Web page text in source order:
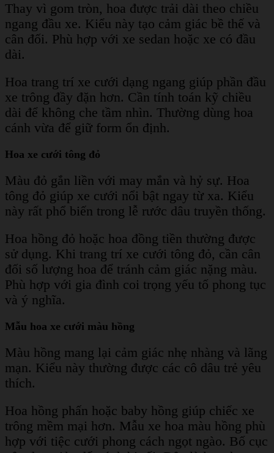
Thay vì gom tròn, hoa được trải dài theo chiều
ngang đầu xe. Kiểu này tạo cảm giác bề thế và
cân đối. Phù hợp với xe sedan hoặc xe có đầu
dài.
Hoa trang trí xe cưới dạng ngang giúp phần đầu
xe trông đầy đặn hơn. Cần tính toán kỹ chiều
dài để không che tầm nhìn. Thường dùng hoa
cánh vừa để giữ form ổn định.
Hoa xe cưới tông đỏ
Màu đỏ gắn liền với may mắn và hỷ sự. Hoa
tông đỏ giúp xe cưới nổi bật ngay từ xa. Kiểu
này rất phổ biến trong lễ rước dâu truyền thống.
Hoa hồng đỏ hoặc hoa đồng tiền thường được
sử dụng. Khi trang trí xe cưới tông đỏ, cần cân
đối số lượng hoa để tránh cảm giác nặng màu.
Phù hợp với gia đình coi trọng yếu tố phong tục
và ý nghĩa.
Mẫu hoa xe cưới màu hồng
Màu hồng mang lại cảm giác nhẹ nhàng và lãng
mạn. Kiểu này thường được các cô dâu trẻ yêu
thích.
Hoa hồng phấn hoặc baby hồng giúp chiếc xe
trông mềm mại hơn. Mẫu xe hoa màu hồng phù
hợp với tiệc cưới phong cách ngọt ngào. Bố cục